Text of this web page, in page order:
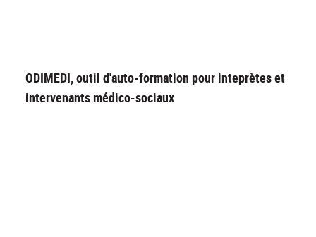
ODIMEDI, outil d'auto-formation pour inteprètes et
intervenants médico-sociaux